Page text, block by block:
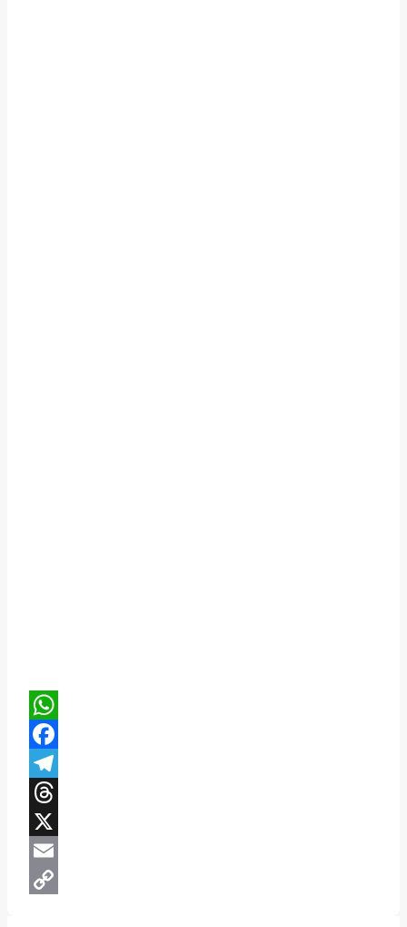
WhatsApp
Facebook
Telegram
Threads
X
Email